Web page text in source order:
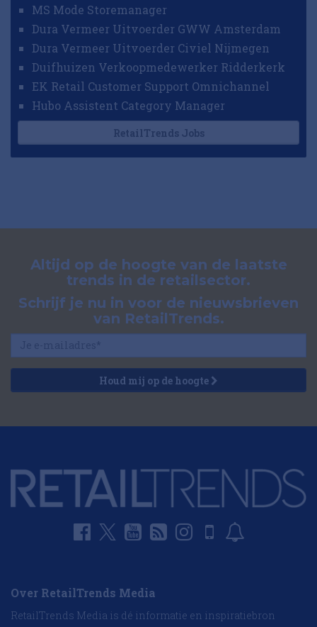
MS Mode Storemanager
Dura Vermeer Uitvoerder GWW Amsterdam
Dura Vermeer Uitvoerder Civiel Nijmegen
Duifhuizen Verkoopmedewerker Ridderkerk
EK Retail Customer Support Omnichannel
Hubo Assistent Category Manager
RetailTrends Jobs
Altijd op de hoogte van de laatste
trends in de retailsector.
Schrijf je nu in voor de nieuwsbrieven
van RetailTrends.
Houd mij op de hoogte
Over RetailTrends Media
RetailTrends Media is dé informatie en inspiratiebron